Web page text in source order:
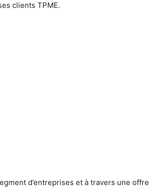
clients TPME.
d’entreprises et à travers une offre